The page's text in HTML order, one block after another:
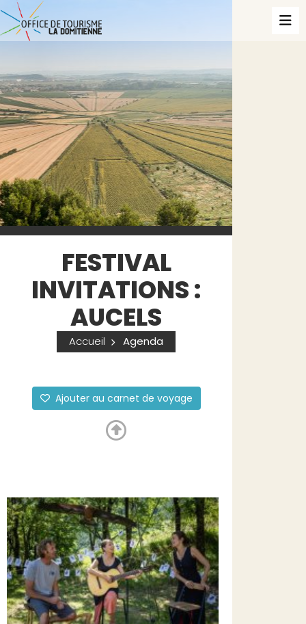
FESTIVAL
INVITATIONS :
AUCELS
Accueil Agenda
Ajouter au carnet de voyage